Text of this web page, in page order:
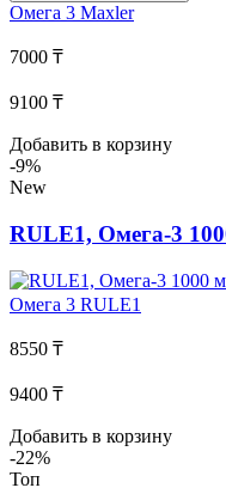
Омега 3 Maxler
7000 ₸
9100 ₸
Добавить в корзину
-9%
New
RULE1, Омега-3
Омега 3 RULE1
8550 ₸
9400 ₸
Добавить в корзину
-22%
Топ